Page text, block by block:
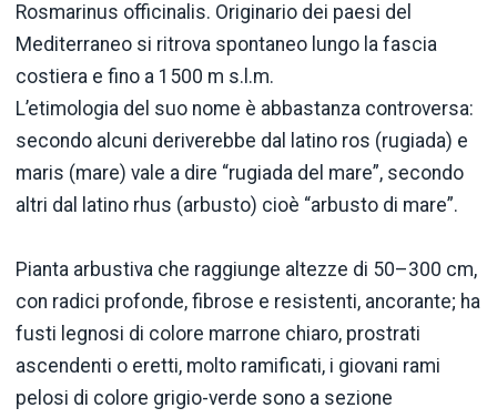
Rosmarinus officinalis. Originario dei paesi del
Mediterraneo si ritrova spontaneo lungo la fascia
costiera e fino a 1500 m s.l.m.
L’etimologia del suo nome è abbastanza controversa:
secondo alcuni deriverebbe dal latino ros (rugiada) e
maris (mare) vale a dire “rugiada del mare”, secondo
altri dal latino rhus (arbusto) cioè “arbusto di mare”.
Pianta arbustiva che raggiunge altezze di 50–300 cm,
con radici profonde, fibrose e resistenti, ancorante; ha
fusti legnosi di colore marrone chiaro, prostrati
ascendenti o eretti, molto ramificati, i giovani rami
pelosi di colore grigio-verde sono a sezione